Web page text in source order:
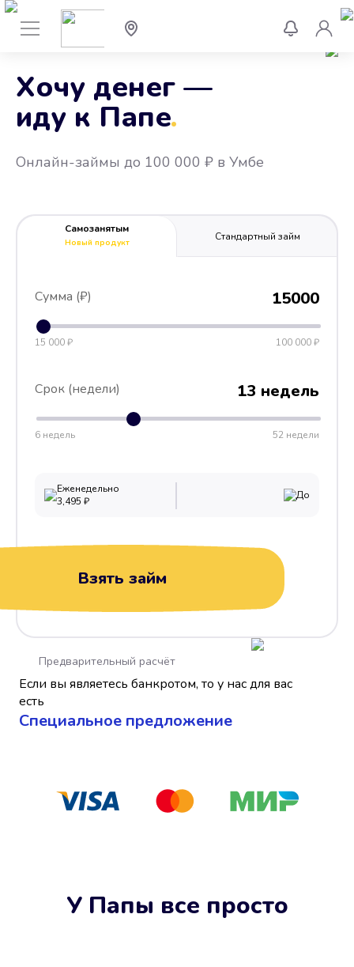
Хочу денег —
иду к Папе
.
Онлайн-займы до 100 000 ₽ в Умбе
Самозанятым
Новый продукт
Стандартный займ
Сумма (₽) 15000
15 000 ₽ 100 000 ₽
Срок (недели) 13 недель
6 недель 52 недели
Еженедельно
3,495 ₽ До
Взять займ
Если вы являетесь банкротом, то у нас для вас
есть
Cпециальное предложение
Предварительный расчёт
У Папы все просто